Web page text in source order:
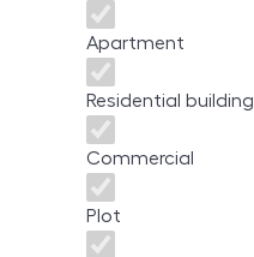
Apartment
Residential building
Commercial
Plot